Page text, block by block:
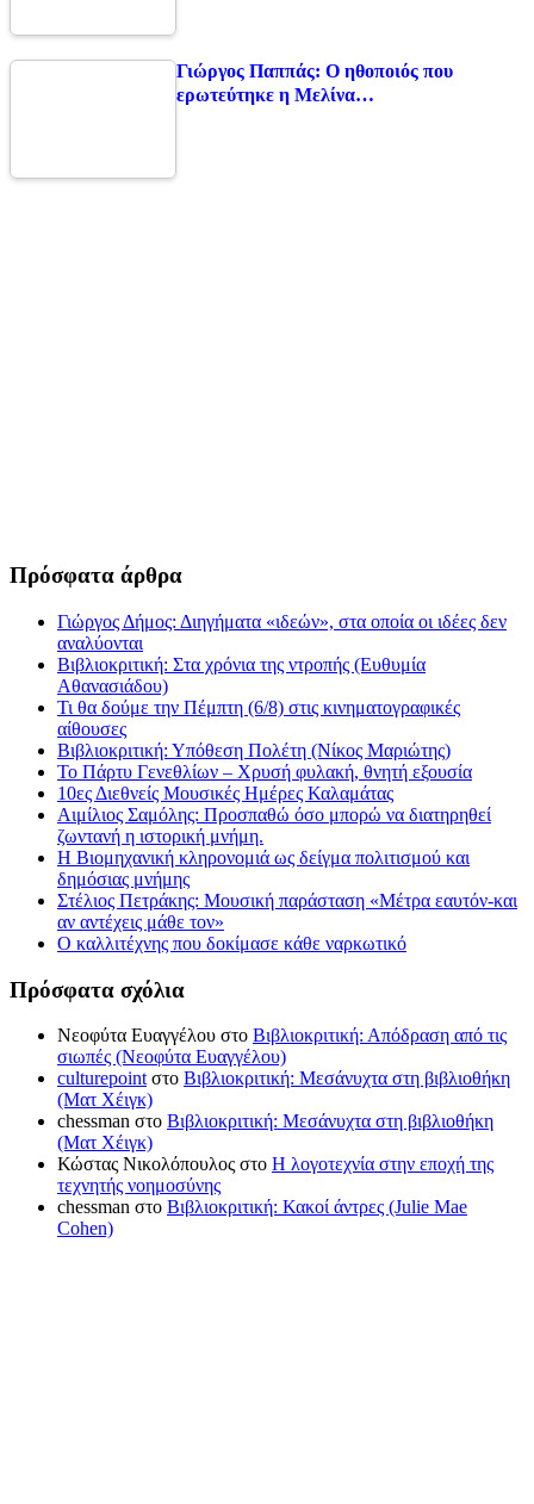
Γιώργος Παππάς: Ο ηθοποιός που
ερωτεύτηκε η Μελίνα…
Πρόσφατα άρθρα
Γιώργος Δήμος: Διηγήματα «ιδεών», στα οποία οι ιδέες δεν
αναλύονται
Βιβλιοκριτική: Στα χρόνια της ντροπής (Ευθυμία
Αθανασιάδου)
Τι θα δούμε την Πέμπτη (6/8) στις κινηματογραφικές
αίθουσες
Βιβλιοκριτική: Υπόθεση Πολέτη (Νίκος Μαριώτης)
Το Πάρτυ Γενεθλίων – Χρυσή φυλακή, θνητή εξουσία
10ες Διεθνείς Μουσικές Ημέρες Καλαμάτας
Αιμίλιος Σαμόλης: Προσπαθώ όσο μπορώ να διατηρηθεί
ζωντανή η ιστορική μνήμη.
Η Βιομηχανική κληρονομιά ως δείγμα πολιτισμού και
δημόσιας μνήμης
Στέλιος Πετράκης: Μουσική παράσταση «Μέτρα εαυτόν-και
αν αντέχεις μάθε τον»
Ο καλλιτέχνης που δοκίμασε κάθε ναρκωτικό
Πρόσφατα σχόλια
Νεοφύτα Ευαγγέλου στο Βιβλιοκριτική: Απόδραση από τις
σιωπές (Νεοφύτα Ευαγγέλου)
culturepointστο Βιβλιοκριτική: Μεσάνυχτα στη βιβλιοθήκη
(Ματ Χέιγκ)
chessman στο Βιβλιοκριτική: Μεσάνυχτα στη βιβλιοθήκη
(Ματ Χέιγκ)
Κώστας Νικολόπουλος στο Η λογοτεχνία στην εποχή της
τεχνητής νοημοσύνης
chessman στο Βιβλιοκριτική: Κακοί άντρες (Julie Mae
Cohen)